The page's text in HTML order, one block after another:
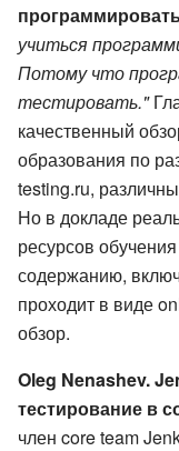
учиться
Потому что
тестировать."
качественный
образования по
testing.ru,
Но в докладе
ресурсов
содержанию,
проходит в виде
обзор.
Oleg Nenashev.
тестирование в
член core team